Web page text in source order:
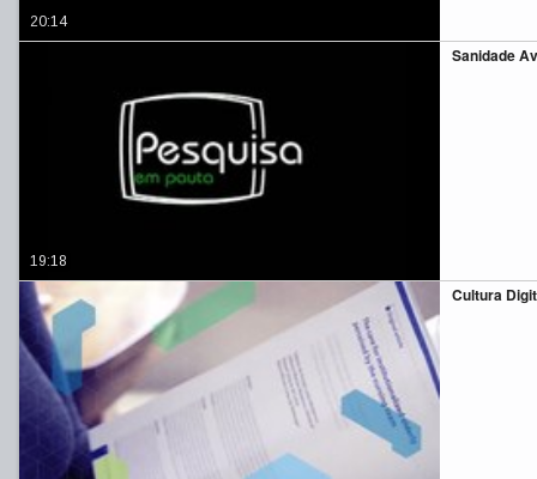
20:14
Sanidade
19:18
Cultura